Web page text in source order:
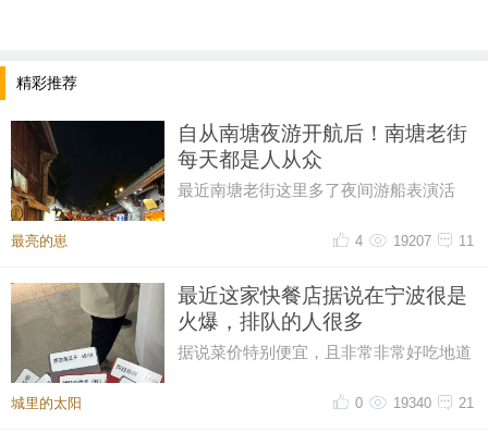
精彩推荐
自从南塘夜游开航后！南塘老街
每天都是人从众
最近南塘老街这里多了夜间游船表演活
带动了南塘老街整体的人流量，最
最亮的崽 11
19207
4
最近这家快餐店据说在宁波很是
火爆，排队的人很多
据说菜价特别便宜，且非常非常好吃地道
城里的太阳 21
19340
0